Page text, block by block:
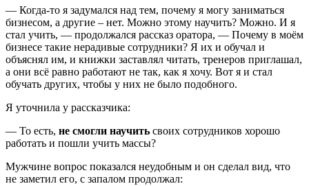
— Когда-то я задумался над тем, почему я могу заниматься
бизнесом, а другие – нет. Можно этому научить? Можно. И я
стал учить, — продолжался рассказ оратора, — Почему в моём
бизнесе такие нерадивые сотрудники? Я их и обучал и
объяснял им, и книжки заставлял читать, тренеров приглашал,
а они всё равно работают не так, как я хочу. Вот я и стал
обучать других, чтобы у них не было подобного.
Я уточнила у рассказчика:
— То есть, не смогли научить своих сотрудников хорошо
работать и пошли учить массы?
Мужчине вопрос показался неудобным и он сделал вид, что
не заметил его, с запалом продолжал: